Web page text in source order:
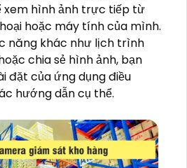
xem hình ảnh trực tiếp từ
hoặc máy tính của mình.
năng khác như lịch trình
chia sẻ hình ảnh, bạn
đặt của ứng dụng điều
hướng dẫn cụ thể.